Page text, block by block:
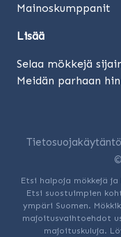
Mainoskumppanit
Lisää
Selaa mökkejä
Meidän parhaan
Tietosuojakäytäntö
Etsi halpoja mökkejä
Etsi suostuimpien
ympäri Suomen.
majoitusvaihtoehdot
majoituskuluja.